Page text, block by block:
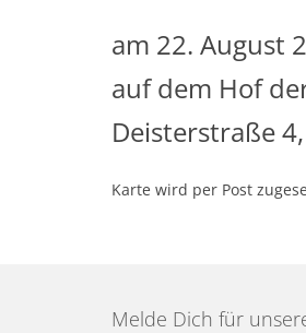
am 22. August
auf dem Hof
Deisterstraße
Karte wird per Post
Melde Dich für